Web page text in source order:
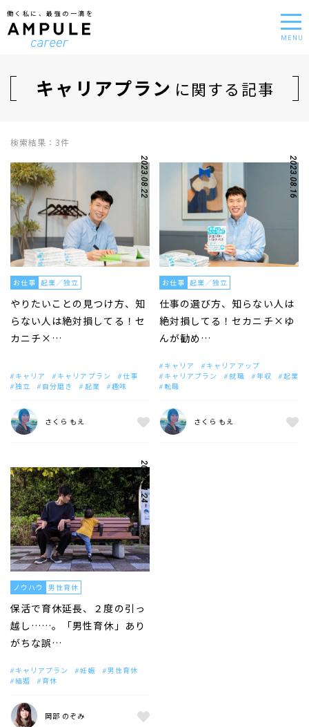
働く私に、最強の一滴を
MENU
キャリアプラン に関する記事
検索結果：3件
2023.08.22
お仕事 起業／独立
やりたいことの見つけ方、知
らない人は絶対損してる！セ
カニチ×…
キャリア キャリアプラン
仕事
独立
自分磨き 起業 趣味
さくら もえ
2023.08.16
お仕事 起業／独立
仕事の選び方、知らない人は
絶対損してる！セカニチ×ゆ
んが勧め…
キャリア
キャリアアップ
キャリアプラン
就職 年収
起業
転職
さくら もえ
2022.11.24
ノウハウ 男性育休
保活で育休延長、２度の引っ
越し……。「男性育休」あり
がちな誤…
キャリアプラン 妊娠
男性育休
結婚
育休
岡部 のぞみ